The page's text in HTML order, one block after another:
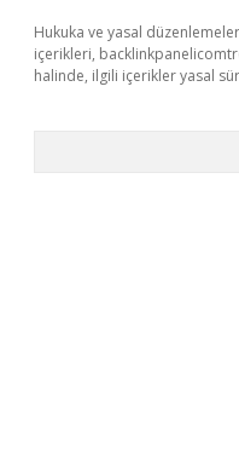
Hukuka ve yasal
içerikleri,
halinde, ilgili içerikler yasal